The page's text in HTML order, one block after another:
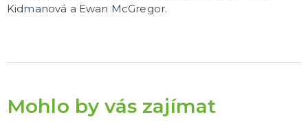
Kidmanová a Ewan McGregor.
Mohlo by vás zajímat